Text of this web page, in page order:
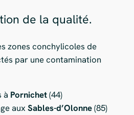
de la qualité.
zones conchylicoles de
par une contamination
à Pornichet(44)
aux Sables-d’Olonne(85)